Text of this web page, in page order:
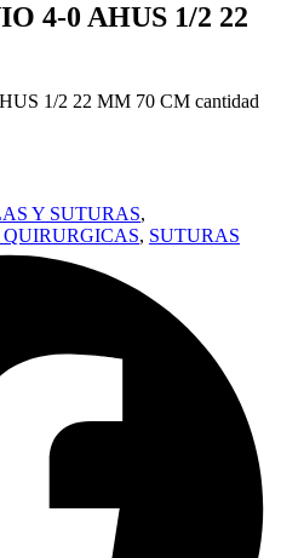
4-0 AHUS 1/2 22
1/2 22 MM 70 CM cantidad
Y SUTURAS,
, SUTURAS